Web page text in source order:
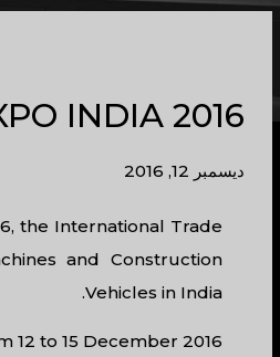
INDIA 2016
ديسمبر 12, 2016
the International Trade
and Construction
Vehicles in India.
12 to 15 December 2016.